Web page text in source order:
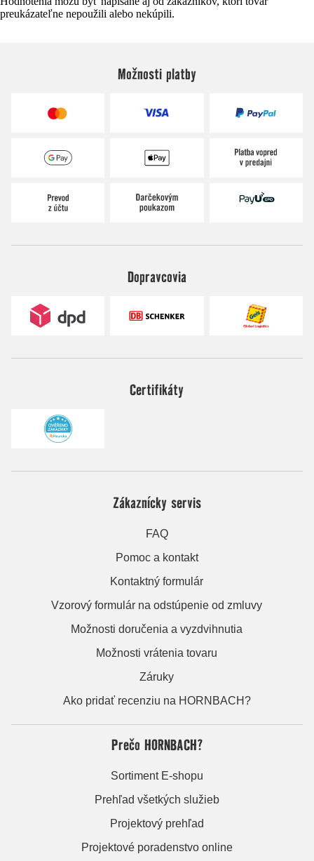
preukázateľne nepoužili alebo nekúpili.
Možnosti platby
Dopravcovia
Certifikáty
Zákaznícky servis
FAQ
Pomoc a kontakt
Kontaktný formulár
Vzorový formulár na odstúpenie od zmluvy
Možnosti doručenia a vyzdvihnutia
Možnosti vrátenia tovaru
Záruky
Ako pridať recenziu na HORNBACH?
Prečo HORNBACH?
Sortiment E-shopu
Prehľad všetkých služieb
Projektový prehľad
Projektové poradenstvo online